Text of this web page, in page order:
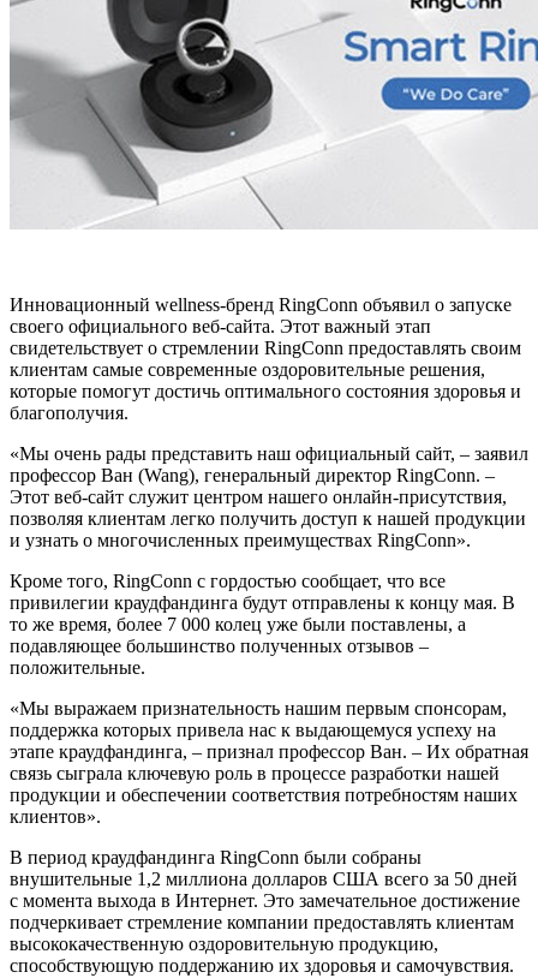
Инновационный wellness-бренд RingConn объявил о запуске
своего официального веб-сайта. Этот важный этап
свидетельствует о стремлении RingConn предоставлять своим
клиентам самые современные оздоровительные решения,
которые помогут достичь оптимального состояния здоровья и
благополучия.
«Мы очень рады представить наш официальный сайт, – заявил
профессор Ван (Wang), генеральный директор RingConn. –
Этот веб-сайт служит центром нашего онлайн-присутствия,
позволяя клиентам легко получить доступ к нашей продукции
и узнать о многочисленных преимуществах RingConn».
Кроме того, RingConn с гордостью сообщает, что все
привилегии краудфандинга будут отправлены к концу мая. В
то же время, более 7 000 колец уже были поставлены, а
подавляющее большинство полученных отзывов –
положительные.
«Мы выражаем признательность нашим первым спонсорам,
поддержка которых привела нас к выдающемуся успеху на
этапе краудфандинга, – признал профессор Ван. – Их обратная
связь сыграла ключевую роль в процессе разработки нашей
продукции и обеспечении соответствия потребностям наших
клиентов».
В период краудфандинга RingConn были собраны
внушительные 1,2 миллиона долларов США всего за 50 дней
с момента выхода в Интернет. Это замечательное достижение
подчеркивает стремление компании предоставлять клиентам
высококачественную оздоровительную продукцию,
способствующую поддержанию их здоровья и самочувствия.